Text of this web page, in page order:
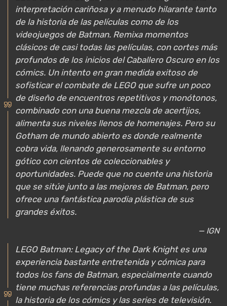
interpretación cariñosa y a menudo hilarante tanto
de la historia de las películas como de los
videojuegos de Batman. Remixa momentos
clásicos de casi todas las películas, con cortes más
profundos de los inicios del Caballero Oscuro en los
cómics. Un intento en gran medida exitoso de
sofisticar el combate de LEGO que sufre un poco
de diseño de encuentros repetitivos y monótonos,
combinado con una buena mezcla de acertijos,
alimenta sus niveles llenos de homenajes. Pero su
Gotham de mundo abierto es donde realmente
cobra vida, llenando generosamente su entorno
gótico con cientos de coleccionables y
oportunidades. Puede que no cuente una historia
que se sitúe junto a las mejores de Batman, pero
ofrece una fantástica parodia plástica de sus
grandes éxitos.
— IGN
LEGO Batman: Legacy of the Dark Knight es una
experiencia bastante entretenida y cómica para
todos los fans de Batman, especialmente cuando
tiene muchas referencias profundas a las películas,
la historia de los cómics y las series de televisión.